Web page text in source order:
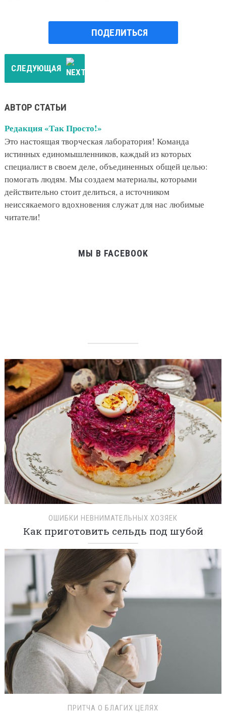
ПОДЕЛИТЬСЯ
СЛЕДУЮЩАЯ
АВТОР СТАТЬИ
Редакция «Так Просто!»
Это настоящая творческая лаборатория! Команда
истинных единомышленников, каждый из которых
специалист в своем деле, объединенных общей целью:
помогать людям. Мы создаем материалы, которыми
действительно стоит делиться, а источником
неиссякаемого вдохновения служат для нас любимые
читатели!
МЫ В FACEBOOK
ОШИБКИ НЕВНИМАТЕЛЬНЫХ ХОЗЯЕК
Как приготовить сельдь под шубой
ПРИТЧА О БЛАГИХ ЦЕЛЯХ